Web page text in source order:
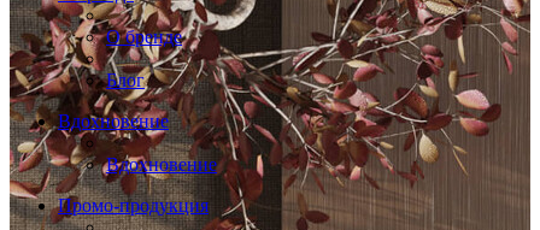
О бренде
Блог
Вдохновение
Вдохновение
Промо-продукция